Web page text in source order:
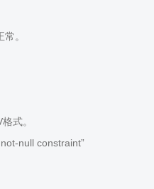
。
式。
null constraint”